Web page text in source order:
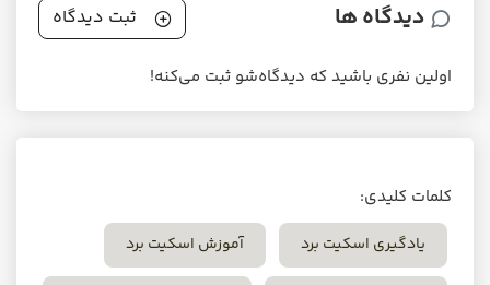
دیدگاه ها ثبت دیدگاه
اولین نفری باشید که دیدگاه‌شو ثبت می‌کنه!
کلمات کلیدی:
یادگیری اسکیت برد آموزش اسکیت برد